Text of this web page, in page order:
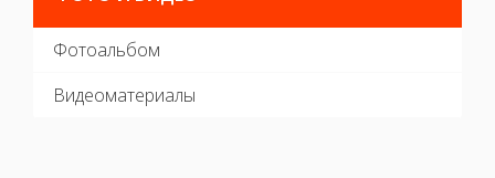
Фотоальбом
Видеоматериалы